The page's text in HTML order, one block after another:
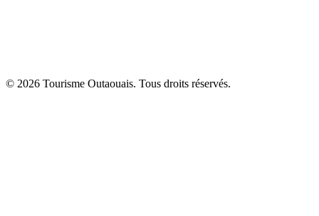
© 2026 Tourisme Outaouais. Tous droits réservés.